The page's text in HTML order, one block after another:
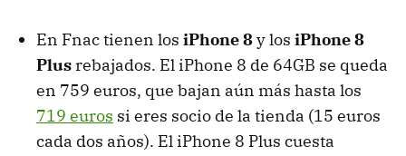
En Fnac tienen los iPhone 8y los iPhone 8
Plus rebajados. El iPhone 8 de 64GB se queda
en 759 euros, que bajan aún más hasta los
719 euros si eres socio de la tienda (15 euros
cada dos años). El iPhone 8 Plus cuesta